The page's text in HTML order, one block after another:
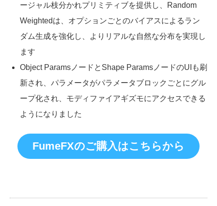
ージャル枝分かれプリミティブを提供し、Random
Weightedは、オプションごとのバイアスによるラン
ダム生成を強化し、よりリアルな自然な分布を実現し
ます
Object ParamsノードとShape ParamsノードのUIも刷
新され、パラメータがパラメータブロックごとにグル
ープ化され、モディファイアギズモにアクセスできる
ようになりました
FumeFXのご購入はこちらから